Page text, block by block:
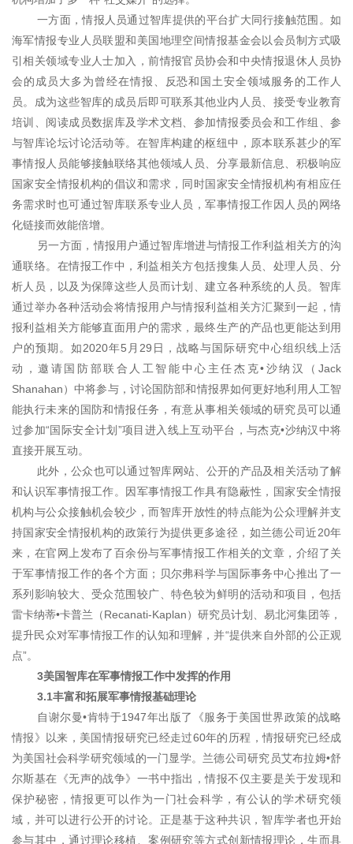
一方面，情报人员通过智库提供的平台扩大同行接触范围。如
海军情报专业人员联盟和美国地理空间情报基金会以会员制方式吸
引相关领域专业人士加入，前情报官员协会和中央情报退休人员协
会的成员大多为曾经在情报、反恐和国土安全领域服务的工作人
员。成为这些智库的成员后即可联系其他业内人员、接受专业教育
培训、阅读成员数据库及学术文档、参加情报委员会和工作组、参
与智库论坛讨论活动等。在智库构建的枢纽中，原本联系甚少的军
事情报人员能够接触联络其他领域人员、分享最新信息、积极响应
国家安全情报机构的倡议和需求，同时国家安全情报机构有相应任
务需求时也可通过智库联系专业人员，军事情报工作因人员的网络
化链接而效能倍增。
另一方面，情报用户通过智库增进与情报工作利益相关方的沟
通联络。在情报工作中，利益相关方包括搜集人员、处理人员、分
析人员，以及为保障这些人员而计划、建立各种系统的人员。智库
通过举办各种活动会将情报用户与情报利益相关方汇聚到一起，情
报利益相关方能够直面用户的需求，最终生产的产品也更能达到用
户的预期。如2020年5月29日，战略与国际研究中心组织线上活
动，邀请国防部联合人工智能中心主任杰克•沙纳汉（Jack
Shanahan）中将参与，讨论国防部和情报界如何更好地利用人工智
能执行未来的国防和情报任务，有意从事相关领域的研究员可以通
过参加“国际安全计划”项目进入线上互动平台，与杰克•沙纳汉中将
直接开展互动。
此外，公众也可以通过智库网站、公开的产品及相关活动了解
和认识军事情报工作。因军事情报工作具有隐蔽性，国家安全情报
机构与公众接触机会较少，而智库开放性的特点能为公众理解并支
持国家安全情报机构的政策行为提供更多途径，如兰德公司近20年
来，在官网上发布了百余份与军事情报工作相关的文章，介绍了关
于军事情报工作的各个方面；贝尔弗科学与国际事务中心推出了一
系列影响较大、受众范围较广、特色较为鲜明的活动和项目，包括
雷卡纳蒂•卡普兰（Recanati-Kaplan）研究员计划、易北河集团等，
提升民众对军事情报工作的认知和理解，并“提供来自外部的公正观
点”。
3美国智库在军事情报工作中发挥的作用
3.1丰富和拓展军事情报基础理论
自谢尔曼•肯特于1947年出版了《服务于美国世界政策的战略
情报》以来，美国情报研究已经走过60年的历程，情报研究已经成
为美国社会科学研究领域的一门显学。兰德公司研究员艾布拉姆•舒
尔斯基在《无声的战争》一书中指出，情报不仅主要是关于发现和
保护秘密，情报更可以作为一门社会科学，有公认的学术研究领
域，并可以进行公开的讨论。正是基于这种共识， 智库学者也开始
参与其中，通过理论移植、案例研究等方式创新情报理论，生而具